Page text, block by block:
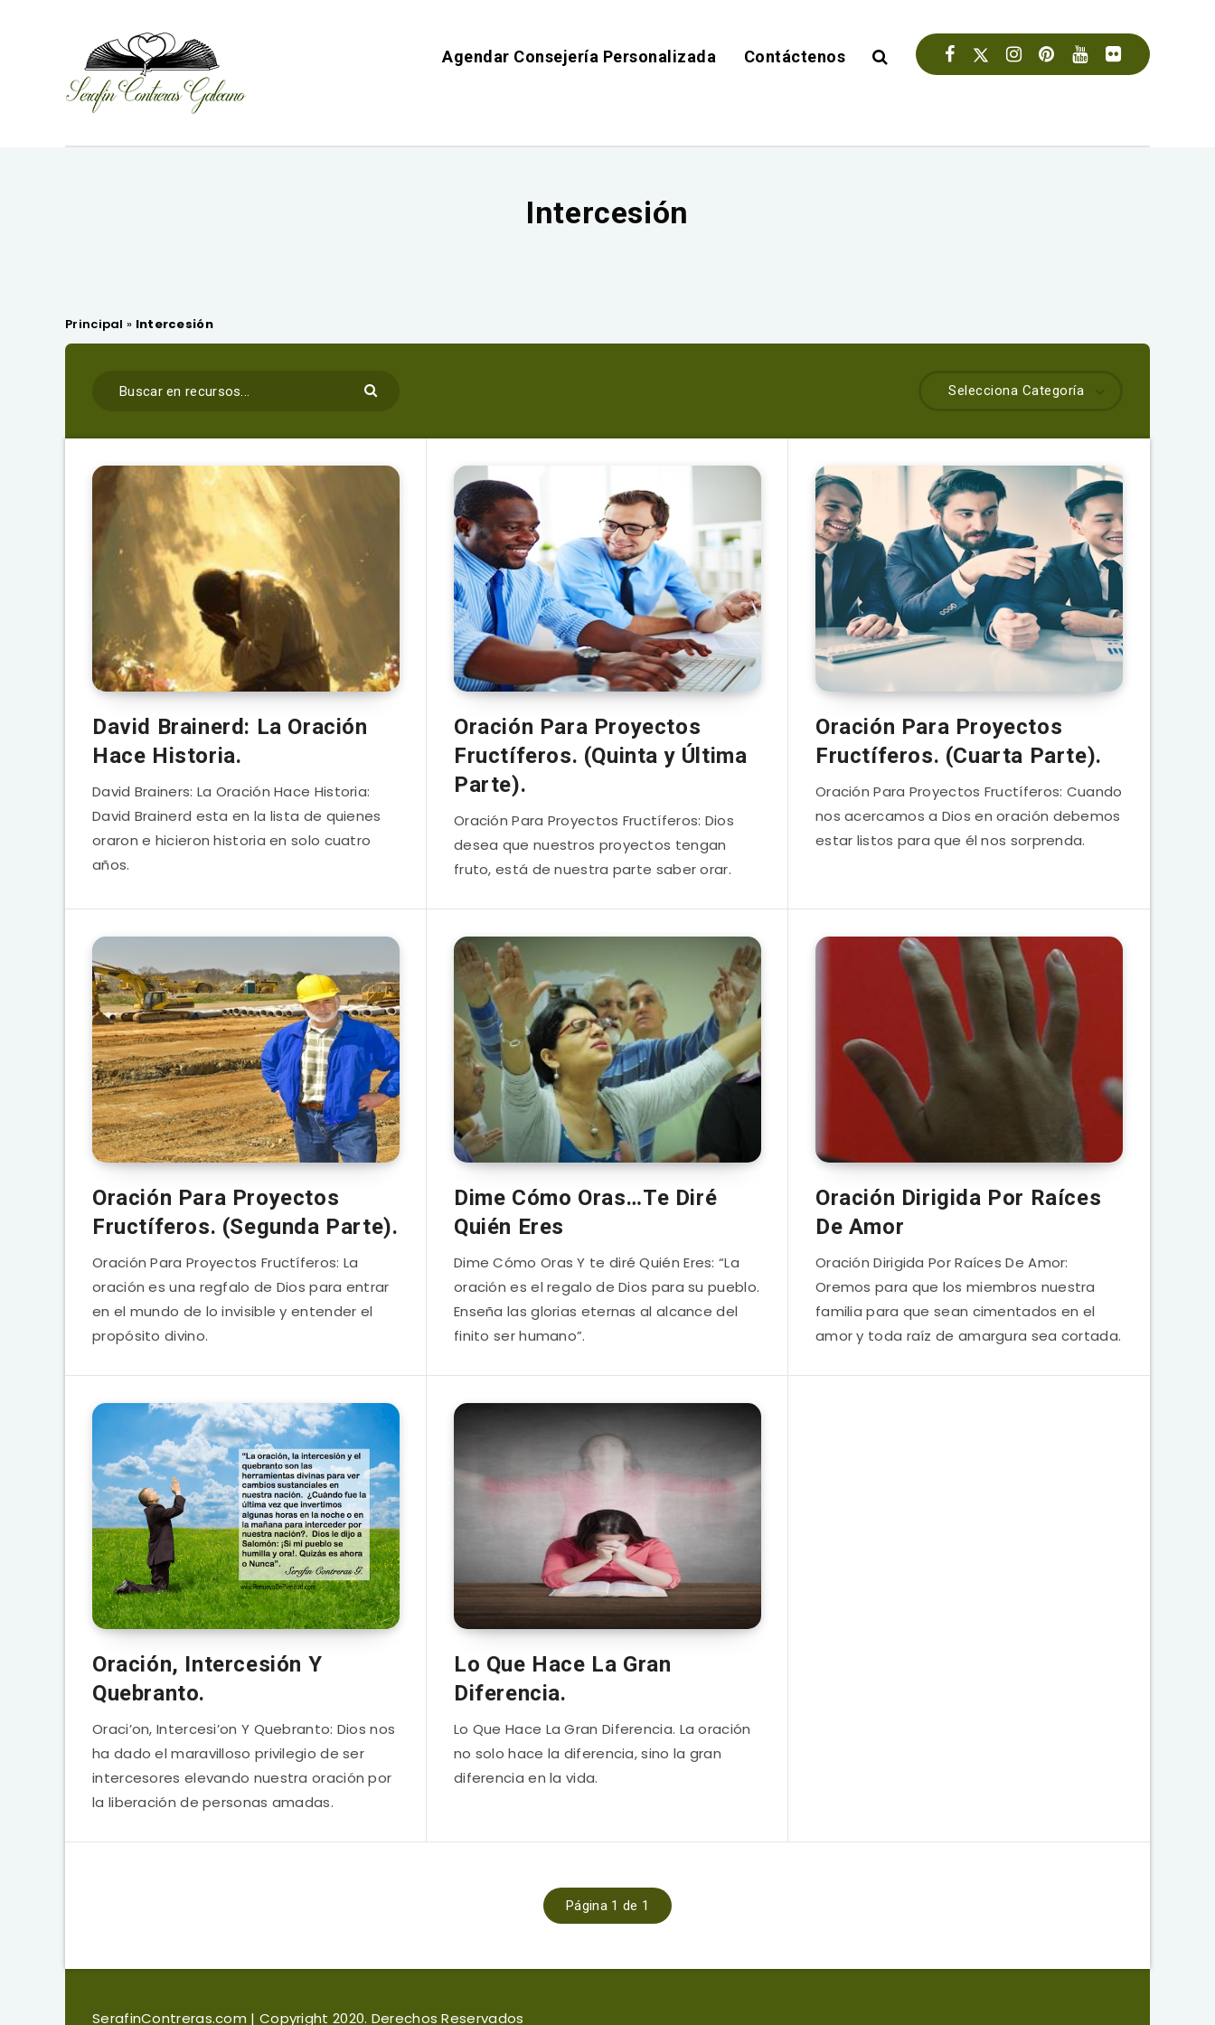
Agendar Consejería Personalizada Contáctenos
Intercesión
Principal » Intercesión
Selecciona Categoría
David Brainerd: La Oración
Hace Historia.
David Brainers: La Oración Hace Historia:
David Brainerd esta en la lista de quienes
oraron e hicieron historia en solo cuatro
años.
Oración Para Proyectos
Fructíferos. (Quinta y Última
Parte).
Oración Para Proyectos Fructíferos: Dios
desea que nuestros proyectos tengan
fruto, está de nuestra parte saber orar.
Oración Para Proyectos
Fructíferos. (Cuarta Parte).
Oración Para Proyectos Fructíferos: Cuando
nos acercamos a Dios en oración debemos
estar listos para que él nos sorprenda.
Oración Para Proyectos
Fructíferos. (Segunda Parte).
Oración Para Proyectos Fructíferos: La
oración es una regfalo de Dios para entrar
en el mundo de lo invisible y entender el
propósito divino.
Dime Cómo Oras…Te Diré
Quién Eres
Dime Cómo Oras Y te diré Quién Eres: “La
oración es el regalo de Dios para su pueblo.
Enseña las glorias eternas al alcance del
finito ser humano”.
Oración Dirigida Por Raíces
De Amor
Oración Dirigida Por Raíces De Amor:
Oremos para que los miembros nuestra
familia para que sean cimentados en el
amor y toda raíz de amargura sea cortada.
Oración, Intercesión Y
Quebranto.
Oraci’on, Intercesi’on Y Quebranto: Dios nos
ha dado el maravilloso privilegio de ser
intercesores elevando nuestra oración por
la liberación de personas amadas.
Lo Que Hace La Gran
Diferencia.
Lo Que Hace La Gran Diferencia. La oración
no solo hace la diferencia, sino la gran
diferencia en la vida.
Página 1 de 1
SerafinContreras.com | Copyright 2020. Derechos Reservados